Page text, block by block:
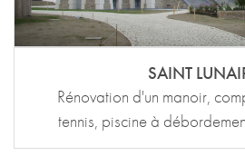
SAINT
Rénovation d'un manoir,
tennis, piscine à